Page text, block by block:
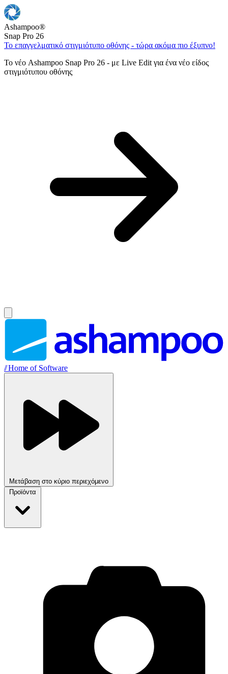
Ashampoo®
Snap Pro 26
Το επαγγελματικό στιγμιότυπο οθόνης - τώρα ακόμα πιο έξυπνο!
Το νέο Ashampoo Snap Pro 26 - με Live Edit για ένα νέο είδος
στιγμιότυπου οθόνης
//Home of Software
Μετάβαση στο κύριο περιεχόμενο
Προϊόντα